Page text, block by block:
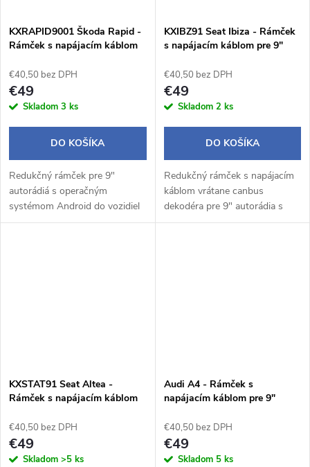
KXRAPID9001 Škoda Rapid -
Rámček s napájacím káblom
€40,50 bez DPH
€49
Skladom 3 ks
DO KOŠÍKA
Redukčný rámček pre 9"
autorádiá s operačným
systémom Android do vozidiel
Škoda Rapid (2012-2019).
KXIBZ91 Seat Ibiza - Rámček
s napájacím káblom pre 9"
€40,50 bez DPH
€49
Skladom 2 ks
DO KOŠÍKA
Redukčný rámček s napájacím
káblom vrátane canbus
dekodéra pre 9" autorádia s
operačným systémom Android
KXSTAT91 Seat Altea -
Rámček s napájacím káblom
€40,50 bez DPH
€49
Skladom >5 ks
Audi A4 - Rámček s
napájacím káblom pre 9"
€40,50 bez DPH
€49
Skladom 5 ks